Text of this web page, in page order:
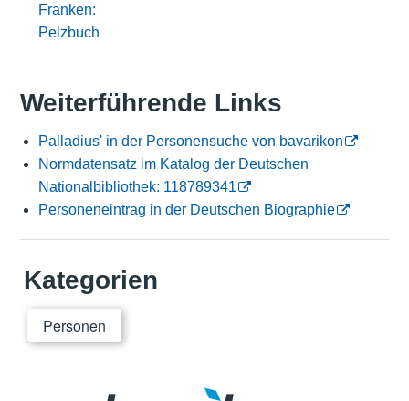
Franken:
Pelzbuch
Weiterführende Links
Palladius' in der Personensuche von bavarikon
Normdatensatz im Katalog der Deutschen
Nationalbibliothek: 118789341
Personeneintrag in der Deutschen Biographie
Kategorien
Personen